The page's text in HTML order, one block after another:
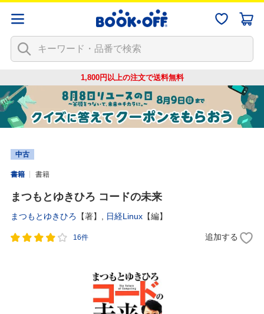
1,800円以上の注文で送料無料
中古
書籍 書籍
まつもとゆきひろ コードの未来
まつもとゆきひろ 【著】, 日経Linux 【編】
16件 追加する